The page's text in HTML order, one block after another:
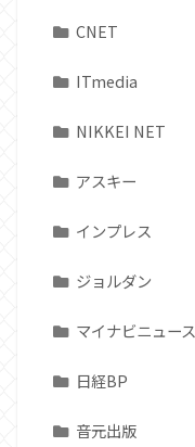
CNET
ITmedia
NIKKEI NET
アスキー
インプレス
ジョルダン
マイナビニュース
日経BP
音元出版